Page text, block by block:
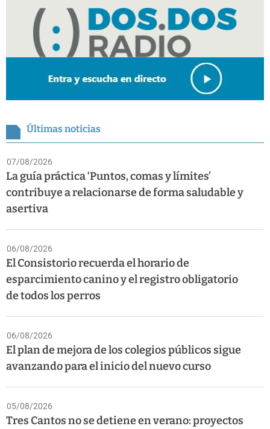
Últimas noticias
07/08/2026
La guía práctica ‘Puntos, comas y límites’
contribuye a relacionarse de forma saludable y
asertiva
06/08/2026
El Consistorio recuerda el horario de
esparcimiento canino y el registro obligatorio
de todos los perros
06/08/2026
El plan de mejora de los colegios públicos sigue
avanzando para el inicio del nuevo curso
05/08/2026
Tres Cantos no se detiene en verano: proyectos